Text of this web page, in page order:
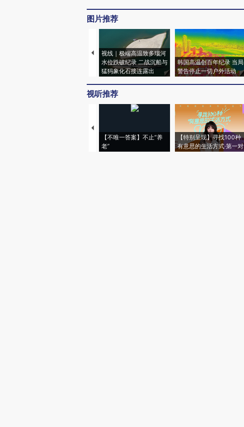
图片推荐
视线｜极端高温致多瑙河
水位跌破纪录 二战沉船与
猛犸象化石接连露出
韩国高温创百年纪录 当局
警告停止一切户外活动
视听推荐
【不唯一答案】不止“养
老”
【特别呈现】寻找100种
有意思的生活方式·第一对